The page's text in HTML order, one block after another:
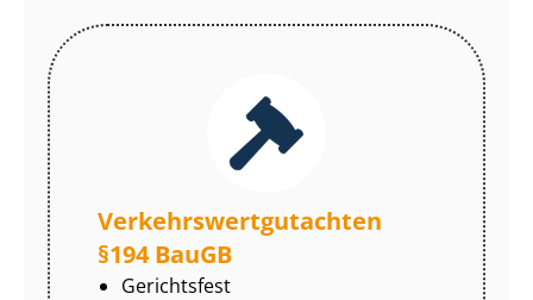
Ver­kehrs­wert­gut­ach­ten
§194 BauGB
Gerichtsfest